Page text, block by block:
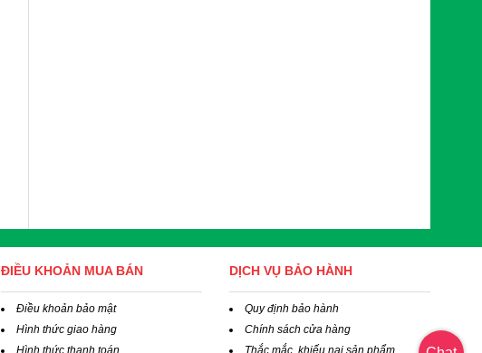
ĐIỀU KHOẢN MUA BÁN
Điều khoản bảo mật
Hình thức giao hàng
Hình thức thanh toán
DỊCH VỤ BẢO HÀNH
Quy định bảo hành
Chính sách cửa hàng
Thắc mắc, khiếu nại sản phẩm